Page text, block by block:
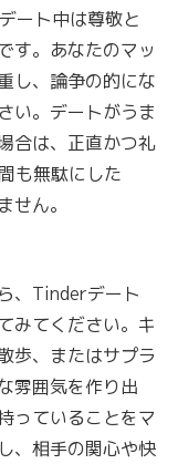
ート中は尊敬と
す。あなたのマッ
し、論争の的にな
い。デートがうま
合は、正直かつ礼
も無駄にした
せん。
、Tinderデート
みてください。キ
歩、またはサプラ
雰囲気を作り出
っていることをマ
、相手の関心や快